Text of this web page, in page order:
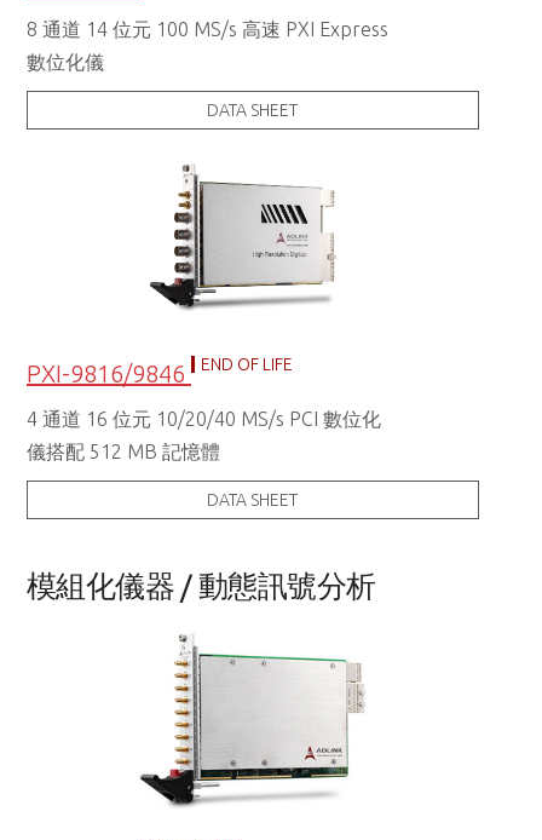
8 通道 14 位元 100 MS/s 高速 PXI Express
數位化儀
DATA SHEET
PXI-9816/9846 END OF LIFE
4 通道 16 位元 10/20/40 MS/s PCI 數位化
儀搭配 512 MB 記憶體
DATA SHEET
模組化儀器 / 動態訊號分析